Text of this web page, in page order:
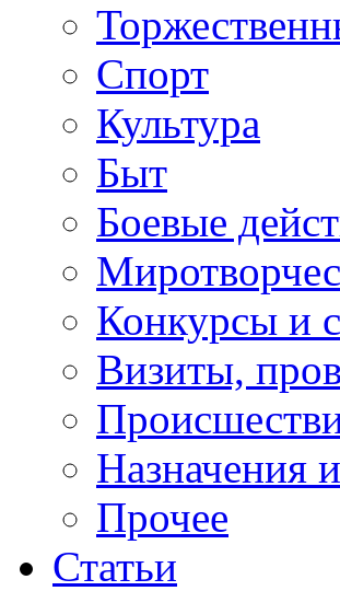
Спорт
Культура
Быт
Боевые
Конкурсы и
Визиты,
Назначения
Прочее
Статьи